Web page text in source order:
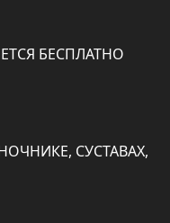
БЕСПЛАТНО
СУСТАВАХ,